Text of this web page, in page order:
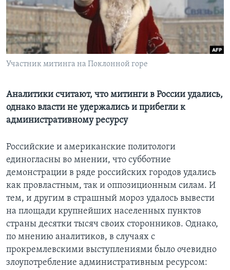
Learning English
СОЦИАЛЬНЫЕ СЕТИ
Языки
Участник митинга на Поклонной горе
Аналитики считают, что митинги в России удались,
однако власти не удержались и прибегли к
административному ресурсу
Российские и американские политологи
единогласны во мнении, что субботние
демонстрации в ряде российских городов удались
как провластным, так и оппозиционным силам. И
тем, и другим в страшный мороз удалось вывести
на площади крупнейших населенных пунктов
страны десятки тысяч своих сторонников. Однако,
по мнению аналитиков, в случаях с
прокремлевскими выступлениями было очевидно
злоупотребление административным ресурсом: